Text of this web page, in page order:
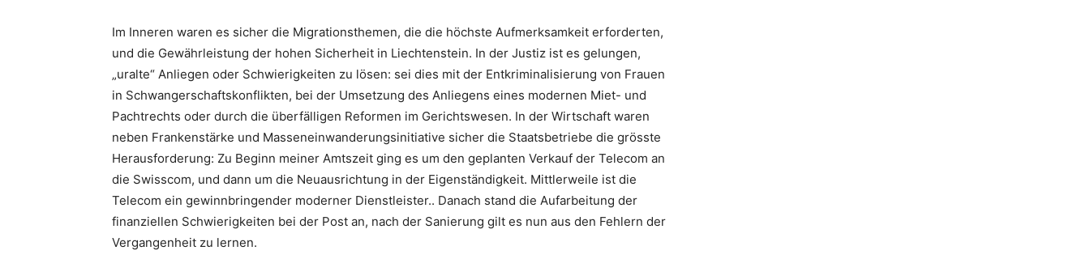
Im Inneren waren es sicher die Migrationsthemen, die die höchste Aufmerksamkeit erforderten,
und die Gewährleistung der hohen Sicherheit in Liechtenstein. In der Justiz ist es gelungen,
„uralte“ Anliegen oder Schwierigkeiten zu lösen: sei dies mit der Entkriminalisierung von Frauen
in Schwangerschaftskonflikten, bei der Umsetzung des Anliegens eines modernen Miet- und
Pachtrechts oder durch die überfälligen Reformen im Gerichtswesen. In der Wirtschaft waren
neben Frankenstärke und Masseneinwanderungsinitiative sicher die Staatsbetriebe die grösste
Herausforderung: Zu Beginn meiner Amtszeit ging es um den geplanten Verkauf der Telecom an
die Swisscom, und dann um die Neuausrichtung in der Eigenständigkeit. Mittlerweile ist die
Telecom ein gewinnbringender moderner Dienstleister.. Danach stand die Aufarbeitung der
finanziellen Schwierigkeiten bei der Post an, nach der Sanierung gilt es nun aus den Fehlern der
Vergangenheit zu lernen.